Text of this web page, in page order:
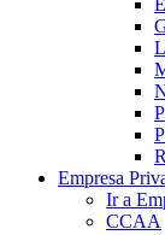
Empresa
Ir a
CCAA